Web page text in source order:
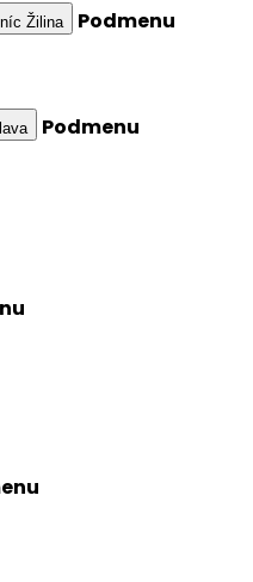
Žilina
Podmenu
Podmenu